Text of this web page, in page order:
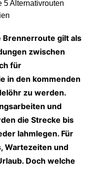
Brennerroute gilt als
zwischen
für
in den kommenden
zu werden.
und
die Strecke bis
lahmlegen. Für
Wartezeiten und
Doch welche